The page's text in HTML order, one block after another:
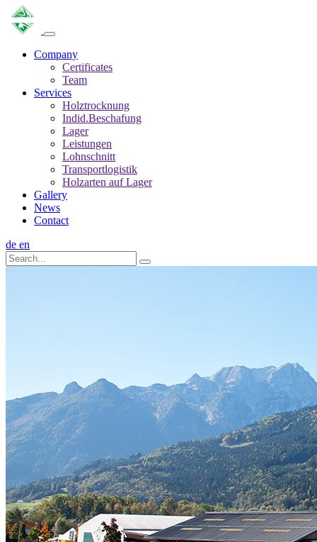
Company
Certificates
Team
Services
Holztrocknung
Indid.Beschafung
Lager
Leistungen
Lohnschnitt
Transportlogistik
Holzarten auf Lager
Gallery
News
Contact
de en